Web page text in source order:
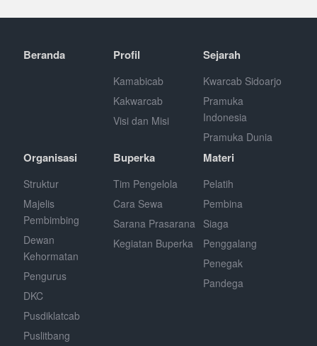
Beranda Profil
Kamabicab
Kakwarcab
Visi dan Misi
Sejarah
Kwarcab Sidoarjo
Pramuka
Indonesia
Pramuka Dunia
Organisasi
Struktur
Majelis
Pembimbing
Dewan
Kehormatan
Pengurus
DKC
Pusdiklatcab
Puslitbang
Buperka
Tim Pengelola
Cara Sewa
Sarana Prasarana
Kegiatan Buperka
Materi
Pelatih
Pembina
Siaga
Penggalang
Penegak
Pandega